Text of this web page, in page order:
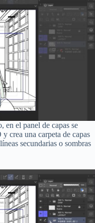
en el panel de capas se
crea una carpeta de capas
secundarias o sombras